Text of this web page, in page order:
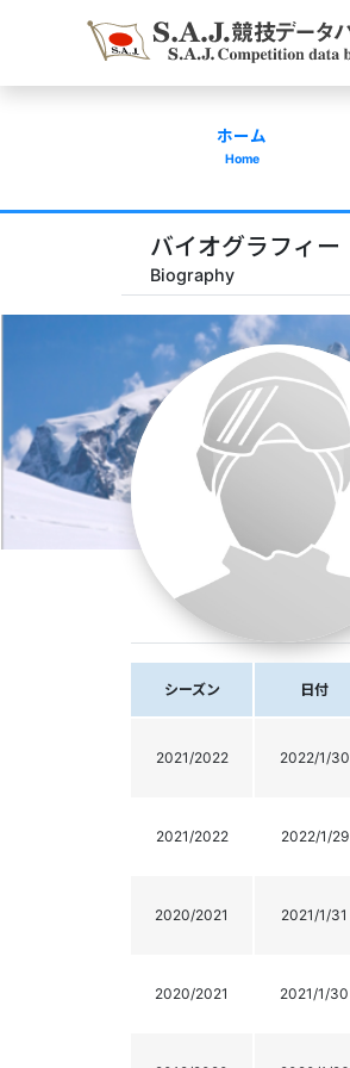
ホーム
Home
バイオグラフィー
Biography
シーズン 日付
2021/2022 2022/1/30
2021/2022 2022/1/29
2020/2021 2021/1/31
2020/2021 2021/1/30